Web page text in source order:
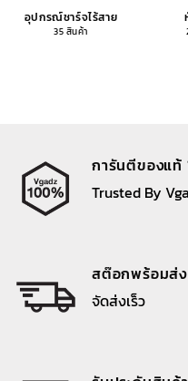
อุปกรณ์ชาร์จไร้สาย
35 สินค้า
การันตีของแท้
Trusted By
สต๊อกพร้อมส่ง
จัดส่งเร็ว